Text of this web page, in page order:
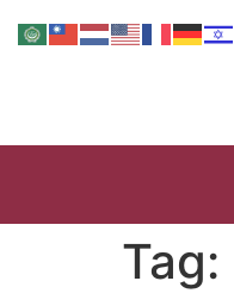
Tag: